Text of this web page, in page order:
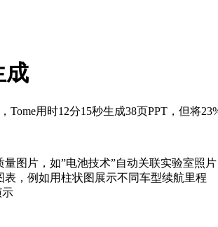
成
Tome用时12分15秒生成38页PPT，但将
图片，如”电池技术”自动关联实验室照片
，例如用柱状图展示不同车型续航里程
示